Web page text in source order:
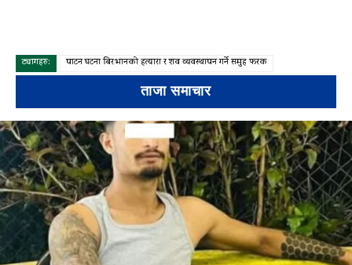
ट्यागहरु: पाटन घटना बिरभानको हत्यारा र शव व्यवस्थापन गर्ने समुह फरक
ताजा समाचार